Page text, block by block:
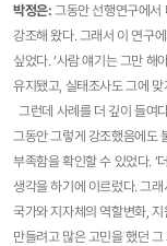
박정은:그동안 선행연구에서
강조해 왔다. 그래서 이 연구
싶었다. ‘사람 얘기는 그만 해
유지됐고, 실태조사도 그에
그런데 사례를 더 깊이 들여
그동안 그렇게 강조했음에도
부족함을 확인할 수 있었다. ‘
생각을 하기에 이르렀다. 그래
국가와 지자체의 역할변화,
만들려고 많은 고민을 했던